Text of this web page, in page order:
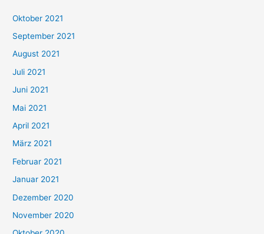
n
n
a
c
h
:
Oktober 2021
September 2021
August 2021
Juli 2021
Juni 2021
Mai 2021
April 2021
März 2021
Februar 2021
Januar 2021
Dezember 2020
November 2020